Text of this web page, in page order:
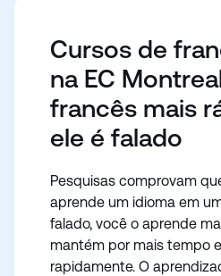
intensivo de Francês Geral
beleza natural espetacular.
Cursos de
na EC
francês mais
ele é falado
Pesquisas comprovam
aprende um idioma em
falado, você o aprende
mantém por mais tempo
rapidamente. O